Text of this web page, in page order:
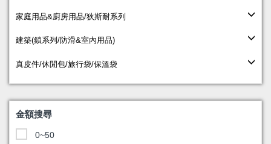
家庭用品&廚房用品/狄斯耐系列
建築(鎖系列/防滑&室內用品)
真皮件/休閒包/旅行袋/保溫袋
金額搜尋
0~50